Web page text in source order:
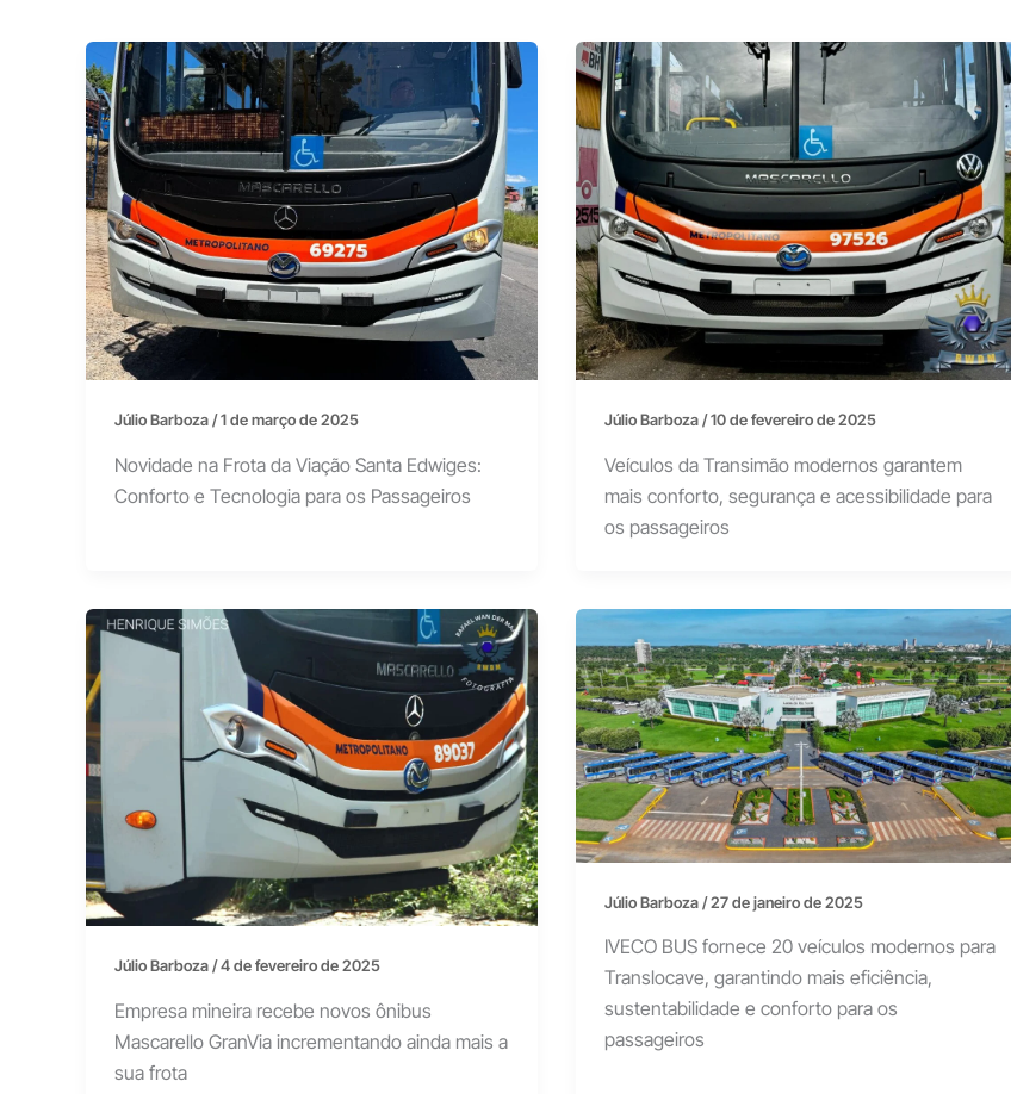
Júlio Barboza/1 de março de 2025
Novidade na Frota da Viação Santa Edwiges:
Conforto e Tecnologia para os Passageiros
Júlio Barboza/10 de fevereiro de 2025
Veículos da Transimão modernos garantem
mais conforto, segurança e acessibilidade para
os passageiros
Júlio Barboza/4 de fevereiro de 2025
Empresa mineira recebe novos ônibus
Mascarello GranVia incrementando ainda mais a
sua frota
Júlio Barboza/27 de janeiro de 2025
IVECO BUS fornece 20 veículos modernos para
Translocave, garantindo mais eficiência,
sustentabilidade e conforto para os
passageiros